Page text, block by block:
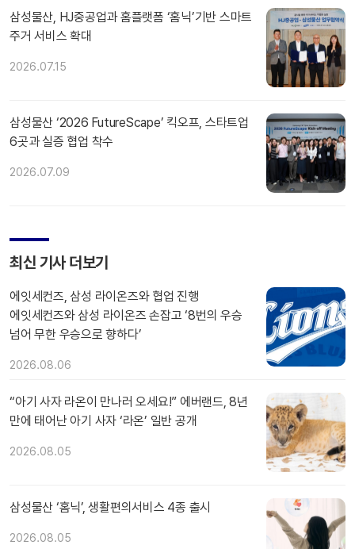
삼성물산, HJ중공업과 홈플랫폼 ‘홈닉’기반 스마트
주거 서비스 확대
2026.07.15
삼성물산 ‘2026 FutureScape’ 킥오프, 스타트업
6곳과 실증 협업 착수
2026.07.09
최신 기사 더보기
에잇세컨즈, 삼성 라이온즈와 협업 진행
에잇세컨즈와 삼성 라이온즈 손잡고 ‘8번의 우승
넘어 무한 우승으로 향하다’
2026.08.06
“아기 사자 라온이 만나러 오세요!” 에버랜드, 8년
만에 태어난 아기 사자 ‘라온’ 일반 공개
2026.08.05
삼성물산 ‘홈닉’, 생활편의서비스 4종 출시
2026.08.05